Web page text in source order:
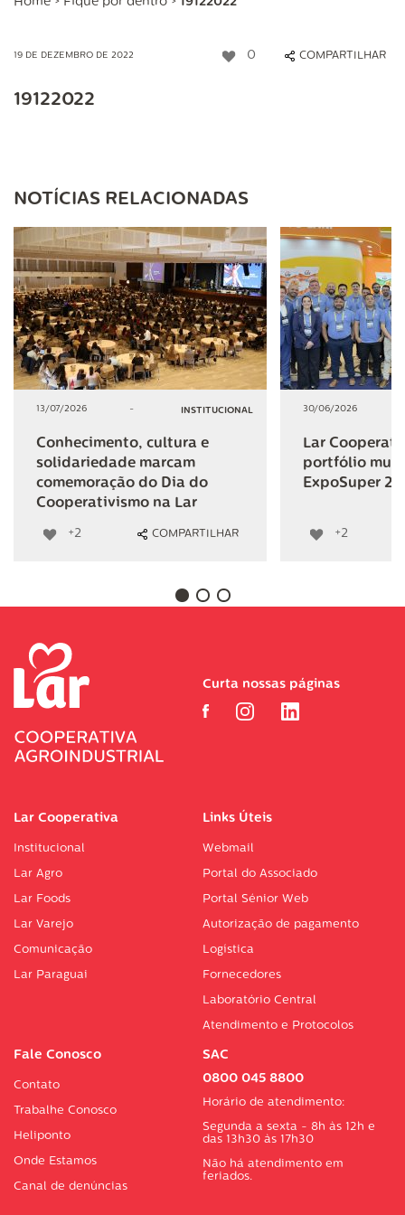
19 DE DEZEMBRO DE 2022 0 COMPARTILHAR
19122022
NOTÍCIAS RELACIONADAS
13/07/2026 - INSTITUCIONAL
Conhecimento, cultura e
solidariedade marcam
comemoração do Dia do
Cooperativismo na Lar
+2 COMPARTILHAR
30/06/2026
Lar
portfólio
ExpoSuper
+2
Lar Cooperativa
Institucional
Lar Agro
Lar Foods
Lar Varejo
Comunicação
Lar Paraguai
Links Úteis
Webmail
Portal do Associado
Portal Sénior Web
Autorização de pagamento
Logística
Fornecedores
Laboratório Central
Atendimento e Protocolos
Fale Conosco
Contato
Trabalhe Conosco
Heliponto
Onde Estamos
Canal de denúncias
SAC
0800 045 8800
Horário de atendimento:
Segunda a sexta - 8h às 12h e
das 13h30 às 17h30
Não há atendimento em
feriados.
Curta nossas páginas